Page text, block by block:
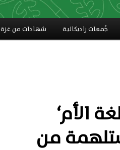
جَُمعات راديكالية شهادات من غزة
لغتان لا واحدة ,1 ’لغة الأم‘
من